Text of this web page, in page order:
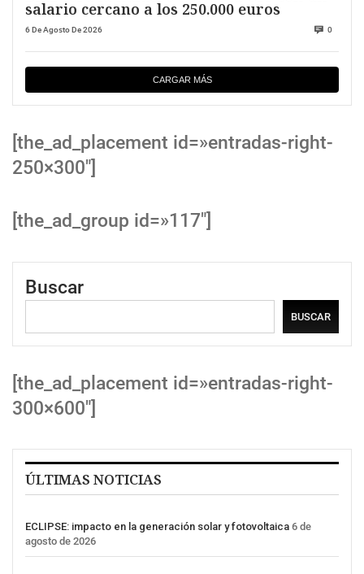
salario cercano a los 250.000 euros
6 De Agosto De 2026 0
CARGAR MÁS
[the_ad_placement id=»entradas-right-
250×300″]
[the_ad_group id=»117″]
Buscar
BUSCAR
[the_ad_placement id=»entradas-right-
300×600″]
ÚLTIMAS NOTICIAS
ECLIPSE: impacto en la generación solar y fotovoltaica 6 de
agosto de 2026